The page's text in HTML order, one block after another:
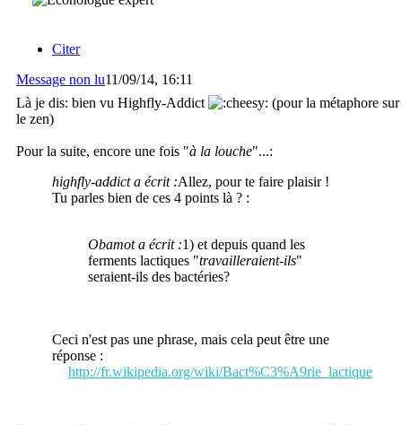
Citer
Message non lu11/09/14, 16:11
Là je dis: bien vu Highfly-Addict
(pour la métaphore sur
le zen)
Pour la suite, encore une fois "à la louche"...:
highfly-addict a écrit :Allez, pour te faire plaisir !
Tu parles bien de ces 4 points là ? :
Obamot a écrit :1) et depuis quand les
ferments lactiques "travailleraient-ils"
seraient-ils des bactéries?
Ceci n'est pas une phrase, mais cela peut être une
réponse :
http://fr.wikipedia.org/wiki/Bact%C3%A9rie_lactique